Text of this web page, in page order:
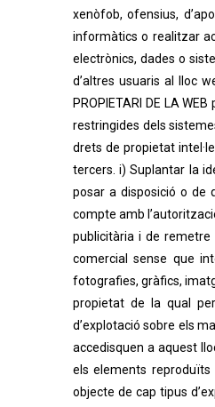
xenòfob, ofensius,
informàtics o realitzar
electrònics, dades o
d’altres usuaris al lloc
PROPIETARI DE LA
restringides dels
drets de propietat
tercers. i) Suplantar la
posar a disposició o de
compte amb
publicitària i de
comercial sense que
fotografies, gràfics,
propietat de la qual
d’explotació sobre els
accedisquen a aquest
els elements reproduïts
objecte de cap tipus